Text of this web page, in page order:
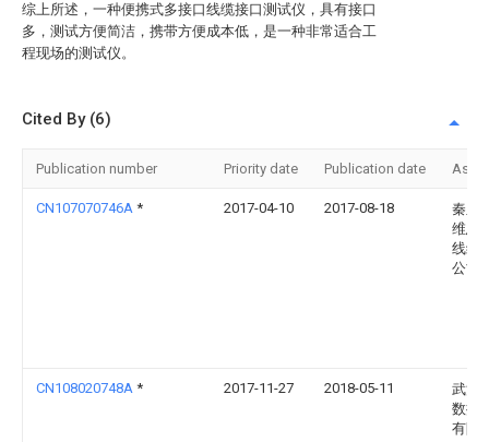
综上所述，一种便携式多接口线缆接口测试仪，具有接口
多，测试方便简洁，携带方便成本低，是一种非常适合工
程现场的测试仪。
Cited By (6)
Publication number Priority date Publication date
CN107070746A * 2017-04-10 2017-08-18
秦皇
维思
线缆
公司
CN108020748A * 2017-11-27 2018-05-11
武汉
数控
有限